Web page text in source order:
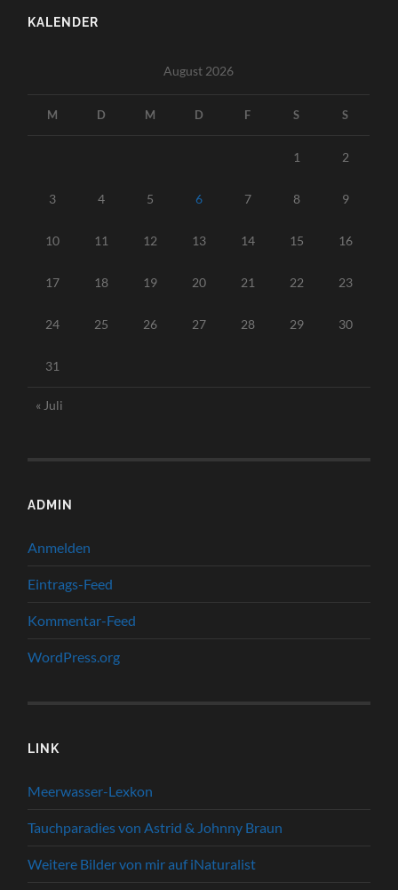
KALENDER
August 2026
M D M D F S S
1 2
3 4 5 6 7 8 9
10 11 12 13 14 15 16
17 18 19 20 21 22 23
24 25 26 27 28 29 30
31
« Juli
ADMIN
Anmelden
Eintrags-Feed
Kommentar-Feed
WordPress.org
LINK
Meerwasser-Lexkon
Tauchparadies von Astrid & Johnny Braun
Weitere Bilder von mir auf iNaturalist